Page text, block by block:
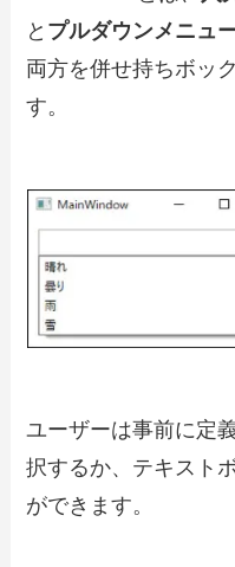
と プルダウンメニュ
両方を併せ持ちボッ
す。
ユーザーは事前に定
択するか、テキスト
ができます。